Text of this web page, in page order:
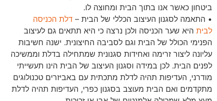
ביטחון כאשר אנו בתוך הבית ומחוצה לו.
• התאמה לסגנון העיצוב הכללי של הבית – דלת הכניסה
לבית היא שער הכניסה ולכן נרצה כי היא תתאים גם לעיצוב
הפנימי הכולל של הבית וגם לסביבה החיצונית. ישנה חשיבות
עליונה ליצור זרימה ואחידות סגנונית שמתחילה בדלת וממשיכה
לפנים הבית. לכן במידה וסגנון העיצוב של הבית הינו תעשייתי
מודרני, העדיפות תהיה לדלת מתכתית עם באביזרים טכנולוגים
מתקדמים ואם הבית מעוצב בסגנון כפרי, העדיפות תהיה לדלת